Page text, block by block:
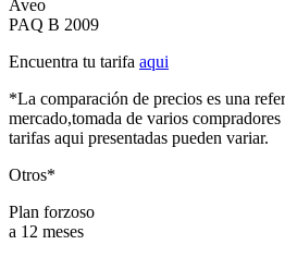
Aveo
PAQ B 2009
Encuentra tu tarifa aqui
*La comparación de precios es una
mercado,tomada de varios
tarifas aqui presentadas pueden variar.
Otros*
Plan forzoso
a 12 meses